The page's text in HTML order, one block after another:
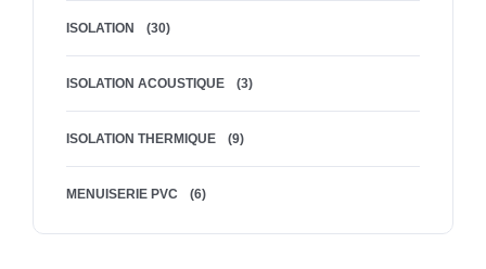
ISOLATION (30)
ISOLATION ACOUSTIQUE (3)
ISOLATION THERMIQUE (9)
MENUISERIE PVC (6)